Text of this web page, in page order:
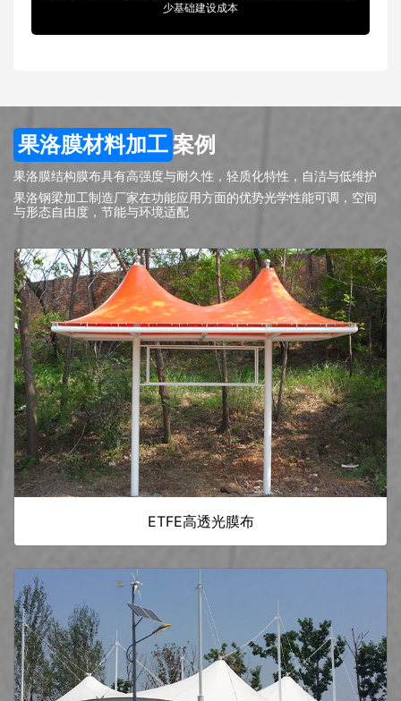
少基础建设成本
果洛膜材料加工 案例
果洛膜结构膜布具有高强度与耐久性，轻质化特性，自洁与低维护
果洛钢梁加工制造厂家在功能应用方面的优势光学性能可调，空间
与形态自由度，节能与环境适配
ETFE高透光膜布